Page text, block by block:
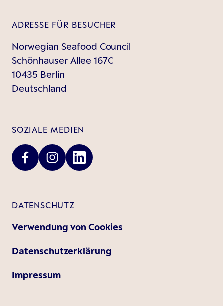
ADRESSE FÜR BESUCHER
Norwegian Seafood Council
Schönhauser Allee 167C
10435 Berlin
Deutschland
SOZIALE MEDIEN
DATENSCHUTZ
Verwendung von Cookies
Datenschutzerklärung
Impressum